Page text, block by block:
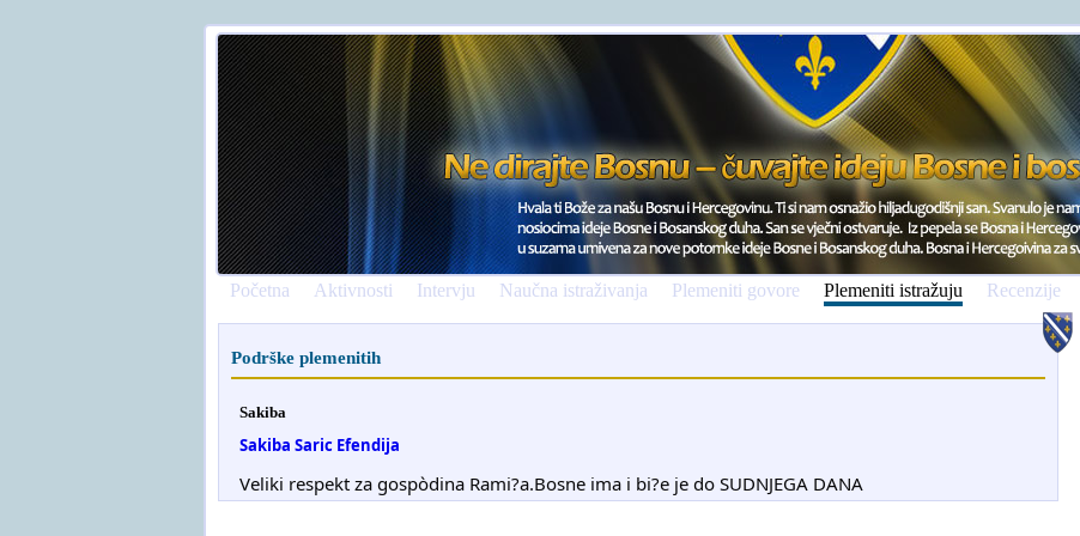
Početna Aktivnosti Intervju Naučna istraživanja Plemeniti govore Plemeniti istražuju Recenzije
Podrške plemenitih
Sakiba
Sakiba Saric Efendija
Veliki respekt za gospòdina Rami?a.Bosne ima i bi?e je do SUDNJEGA DANA